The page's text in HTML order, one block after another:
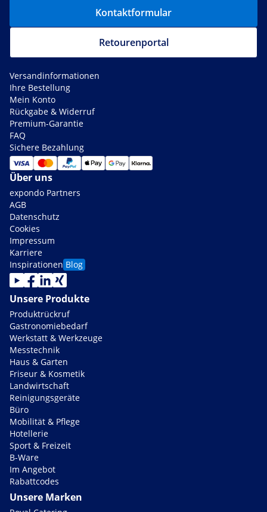
Kontaktformular
Retourenportal
Versandinformationen
Ihre Bestellung
Mein Konto
Rückgabe & Widerruf
Premium-Garantie
FAQ
Sichere Bezahlung
Über uns
expondo Partners
AGB
Datenschutz
Cookies
Impressum
Karriere
Inspirationen Blog
Unsere Produkte
Produktrückruf
Gastronomiebedarf
Werkstatt & Werkzeuge
Messtechnik
Haus & Garten
Friseur & Kosmetik
Landwirtschaft
Reinigungsgeräte
Büro
Mobilität & Pflege
Hotellerie
Sport & Freizeit
B-Ware
Im Angebot
Rabattcodes
Unsere Marken